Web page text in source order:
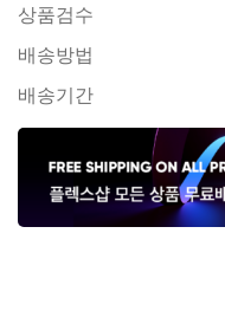
상품검수
배송방법
배송기간